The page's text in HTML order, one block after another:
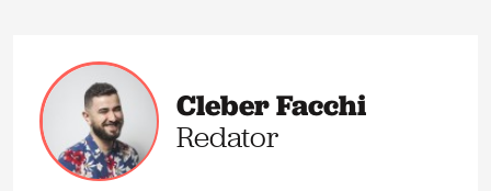
Cleber Facchi
Redator